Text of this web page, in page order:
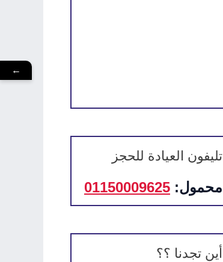
تليفون العيادة للحجز
محمول: 01150009625
أين تجدنا ؟؟
←